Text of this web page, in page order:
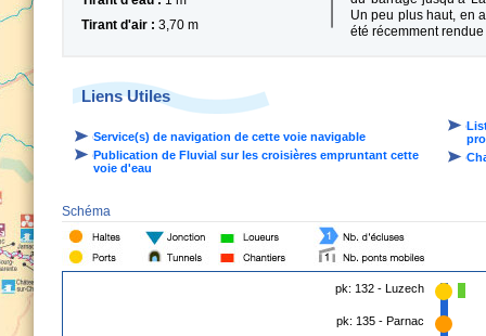
Tirant d'air : 3,70 m
Un peu plus haut, en
été récemment
Liens Utiles
Service(s) de navigation de cette voie navigable
Publication de Fluvial sur les croisières empruntant cette
voie d'eau
Schéma
pk: 132 - Luzech
pk: 135 - Parnac